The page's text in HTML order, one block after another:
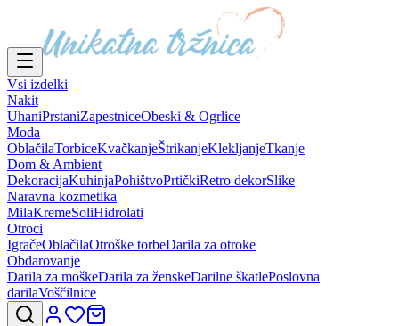
Vsi izdelki
Nakit
UhaniPrstaniZapestniceObeski & Ogrlice
Moda
OblačilaTorbiceKvačkanjeŠtrikanjeKlekljanjeTkanje
Dom & Ambient
DekoracijaKuhinjaPohištvoPrtičkiRetro dekorSlike
Naravna kozmetika
MilaKremeSoliHidrolati
Otroci
IgračeOblačilaOtroške torbeDarila za otroke
Obdarovanje
Darila za moškeDarila za ženskeDarilne škatlePoslovna
darilaVoščilnice